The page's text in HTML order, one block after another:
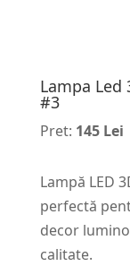
Lampa Led
#3
Pret: 145 Lei
Lampă LED
perfectă
decor
calitate.